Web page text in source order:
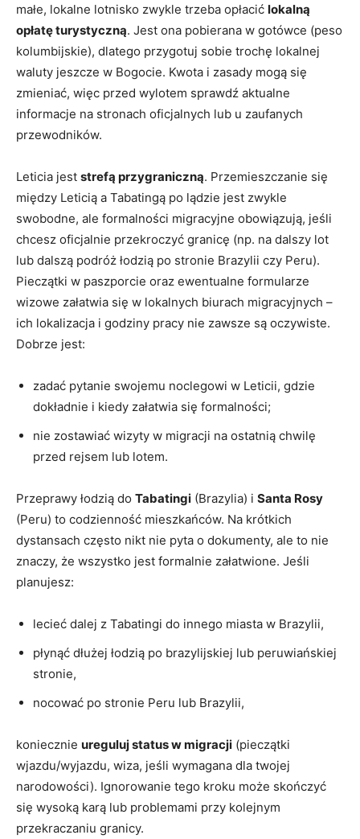
małe, lokalne lotnisko zwykle trzeba opłacić lokalną
opłatę turystyczną. Jest ona pobierana w gotówce (peso
kolumbijskie), dlatego przygotuj sobie trochę lokalnej
waluty jeszcze w Bogocie. Kwota i zasady mogą się
zmieniać, więc przed wylotem sprawdź aktualne
informacje na stronach oficjalnych lub u zaufanych
przewodników.
Leticia jest strefą przygraniczną. Przemieszczanie się
między Leticią a Tabatingą po lądzie jest zwykle
swobodne, ale formalności migracyjne obowiązują, jeśli
chcesz oficjalnie przekroczyć granicę (np. na dalszy lot
lub dalszą podróż łodzią po stronie Brazylii czy Peru).
Pieczątki w paszporcie oraz ewentualne formularze
wizowe załatwia się w lokalnych biurach migracyjnych –
ich lokalizacja i godziny pracy nie zawsze są oczywiste.
Dobrze jest:
zadać pytanie swojemu noclegowi w Leticii, gdzie
dokładnie i kiedy załatwia się formalności;
nie zostawiać wizyty w migracji na ostatnią chwilę
przed rejsem lub lotem.
Przeprawy łodzią do Tabatingi (Brazylia) i Santa Rosy
(Peru) to codzienność mieszkańców. Na krótkich
dystansach często nikt nie pyta o dokumenty, ale to nie
znaczy, że wszystko jest formalnie załatwione. Jeśli
planujesz:
lecieć dalej z Tabatingi do innego miasta w Brazylii,
płynąć dłużej łodzią po brazylijskiej lub peruwiańskiej
stronie,
nocować po stronie Peru lub Brazylii,
koniecznie ureguluj status w migracji (pieczątki
wjazdu/wyjazdu, wiza, jeśli wymagana dla twojej
narodowości). Ignorowanie tego kroku może skończyć
się wysoką karą lub problemami przy kolejnym
przekraczaniu granicy.